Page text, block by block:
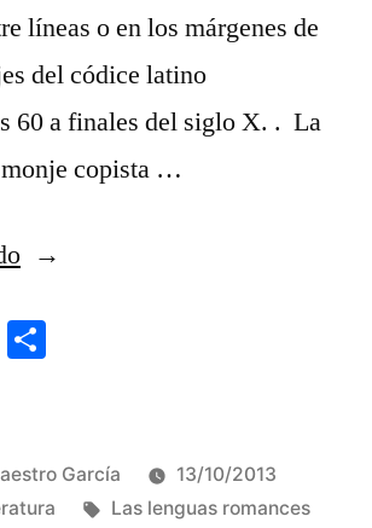
líneas o en los márgenes de
del códice latino
60 a finales del siglo X. . La
copista …
“Glosas
Email
García
13/10/2013
Tags:
Las lenguas romances